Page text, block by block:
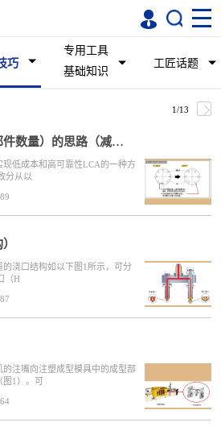
巧
专用工具
基础知识
工匠话题
1/13
减少机械构件数量（零部件数量）的思路（减少元件数的设计）
低成本和高可靠性LCA的一种方
分从以
浇口结构如以下图1所示，可分
（H
注嘴向注塑成型模具中的成型部
图1）。可